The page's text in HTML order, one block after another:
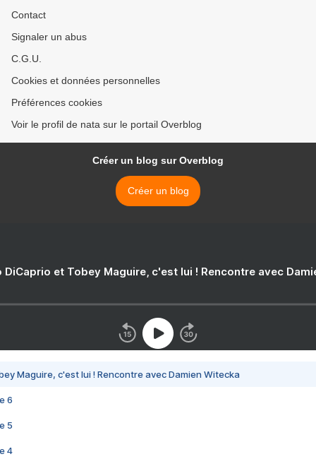
Contact
Signaler un abus
C.G.U.
Cookies et données personnelles
Préférences cookies
Voir le profil de nata sur le portail Overblog
Créer un blog sur Overblog
Créer un blog
DiCaprio et Tobey Maguire, c'est lui ! Rencontre avec
Maguire, c'est lui ! Rencontre avec Damien Witecka
6
5
4